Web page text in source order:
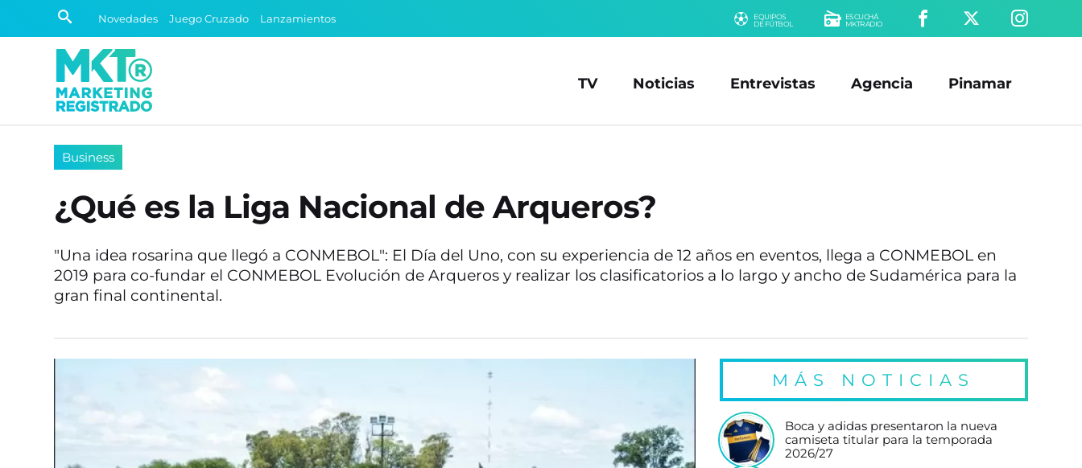
Novedades Juego Cruzado Lanzamientos
EQUIPOS
DE FÚTBOL
ESCUCHÁ
MKTRADIO
TV Noticias Entrevistas Agencia Pinamar
Business
¿Qué es la Liga Nacional de Arqueros?
"Una idea rosarina que llegó a CONMEBOL": El Día del Uno, con su experiencia de 12 años en eventos, llega a CONMEBOL en
2019 para co-fundar el CONMEBOL Evolución de Arqueros y realizar los clasificatorios a lo largo y ancho de Sudamérica para la
gran final continental.
MÁS NOTICIAS
Boca y adidas presentaron la nueva
camiseta titular para la temporada
2026/27